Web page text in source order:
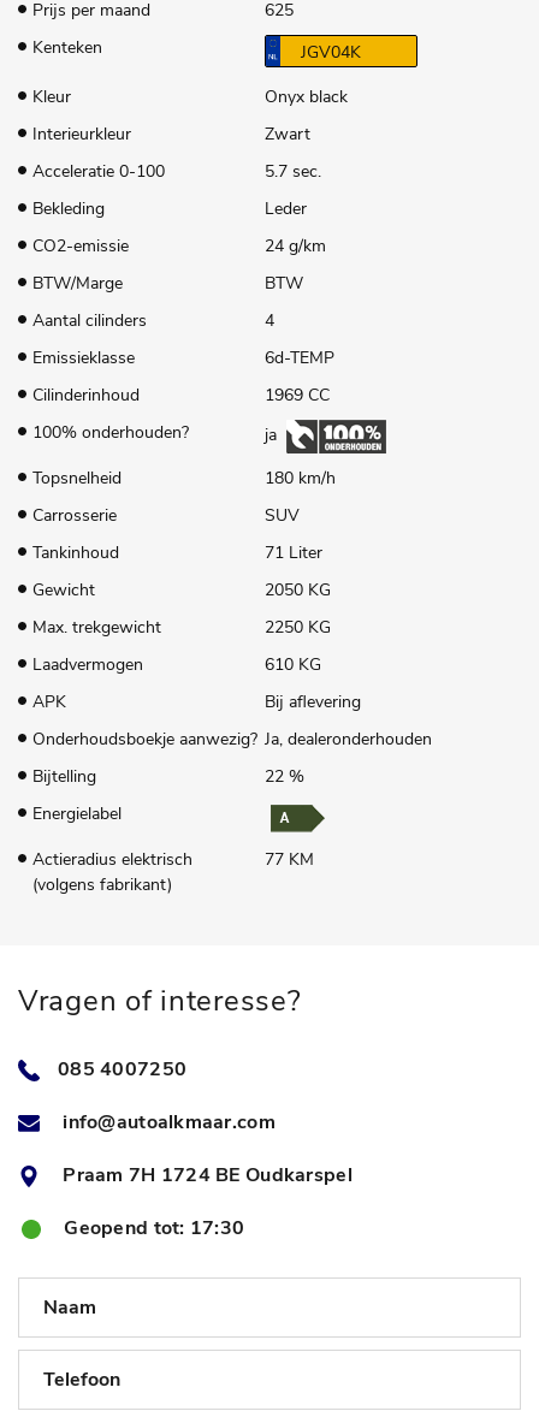
Prijs per maand
625
Kenteken
JGV04K
Kleur
Onyx black
Interieurkleur
Zwart
Acceleratie 0-100
5.7 sec.
Bekleding
Leder
CO2-emissie
24 g/km
BTW/Marge
BTW
Aantal cilinders
4
Emissieklasse
6d-TEMP
Cilinderinhoud
1969 CC
100% onderhouden?
ja
Topsnelheid
180 km/h
Carrosserie
SUV
Tankinhoud
71 Liter
Gewicht
2050 KG
Max. trekgewicht
2250 KG
Laadvermogen
610 KG
APK
Bij aflevering
Onderhoudsboekje aanwezig? Ja, dealeronderhouden
Bijtelling
22 %
Energielabel
Actieradius elektrisch
(volgens fabrikant)
77 KM
Vragen of interesse?
085 4007250
info@autoalkmaar.com
Praam 7H 1724 BE Oudkarspel
Geopend tot: 17:30